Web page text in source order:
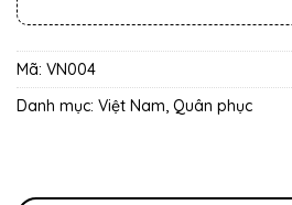
Mã: VN004
Danh mục: Việt Nam, Quân phục